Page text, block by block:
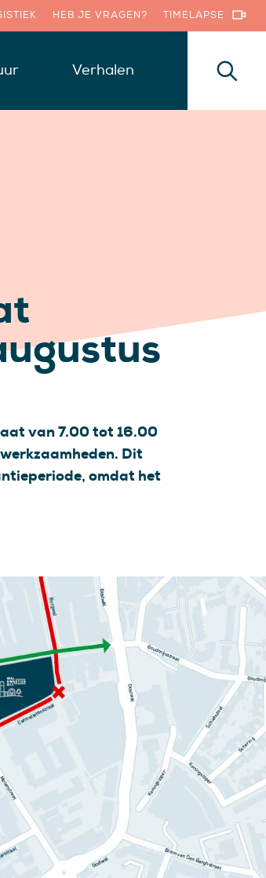
Verhalen
HEB JE VRAGEN? TIMELAPSE
van 7.00 tot 16.00
Dit
omdat het